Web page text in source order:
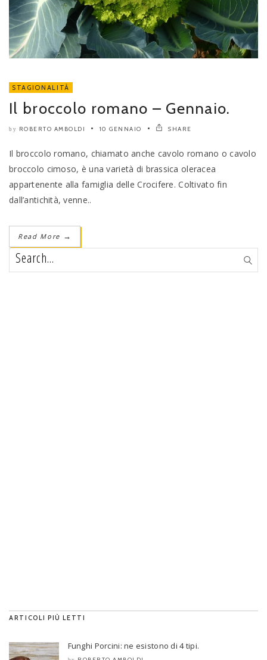
STAGIONALITÀ
Il broccolo romano – Gennaio.
by ROBERTO AMBOLDI 10 GENNAIO SHARE
Il broccolo romano, chiamato anche cavolo romano o cavolo
broccolo cimoso, è una varietà di brassica oleracea
appartenente alla famiglia delle Crocifere. Coltivato fin
dall’antichità, venne..
Read More →
ARTICOLI PIÙ LETTI
Funghi Porcini: ne esistono di 4 tipi.